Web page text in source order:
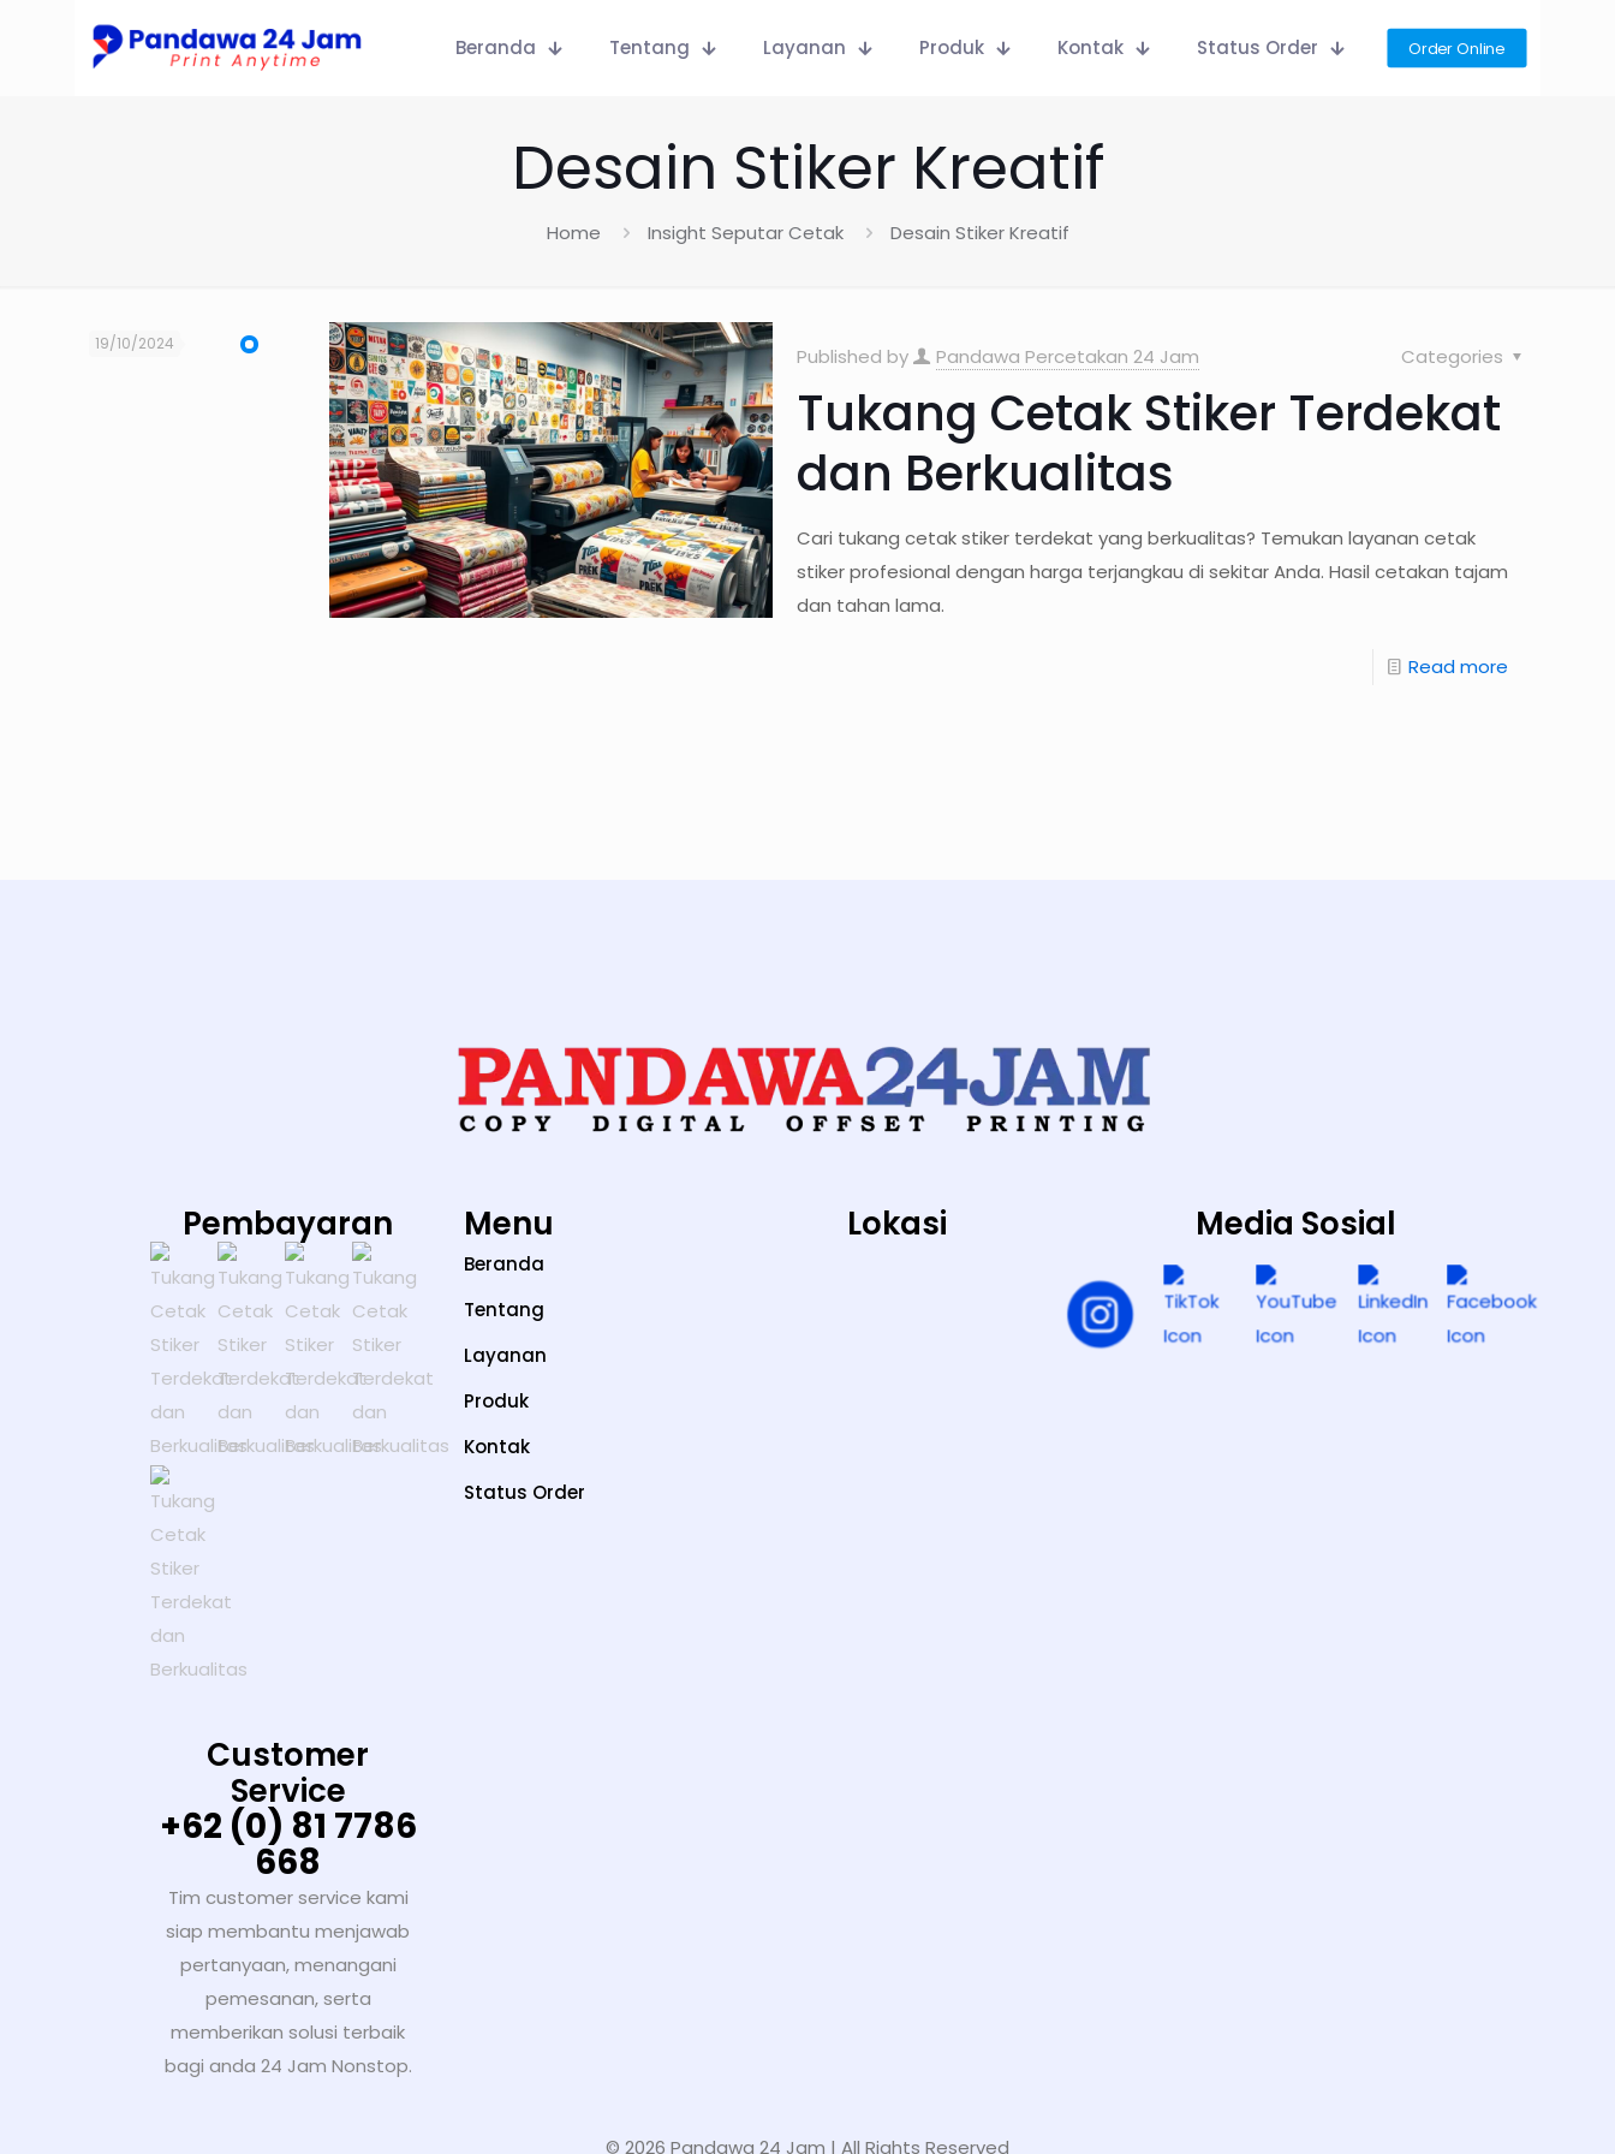
Beranda Tentang Layanan Produk Kontak Status Order Order Online
Desain Stiker Kreatif
Home Insight Seputar Cetak Desain Stiker Kreatif
19/10/2024
Published by Pandawa Percetakan 24 Jam Categories
Tukang Cetak Stiker Terdekat
dan Berkualitas
Cari tukang cetak stiker terdekat yang berkualitas? Temukan layanan cetak
stiker profesional dengan harga terjangkau di sekitar Anda. Hasil cetakan tajam
dan tahan lama.
Read more
Pembayaran
Customer
Service
+62 (0) 81 7786
668
Tim customer service kami
siap membantu menjawab
pertanyaan, menangani
pemesanan, serta
memberikan solusi terbaik
bagi anda 24 Jam Nonstop.
Menu
Beranda
Tentang
Layanan
Produk
Kontak
Status Order
Lokasi Media Sosial
© 2026 Pandawa 24 Jam | All Rights Reserved